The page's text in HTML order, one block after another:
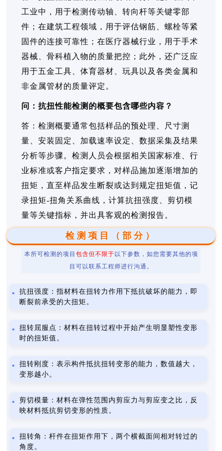
工业中，用于检测传动轴、转向杆等关键零部
件；在建筑工程领域，用于评估钢筋、螺栓等紧
固件的连接可靠性；在医疗器械行业，用于手术
器械、骨科植入物的质量把控；此外，还广泛应
用于五金工具、体育器材、玩具以及各类金属和
非金属管材的质量评定。
问：抗扭性能检测的概要包含哪些内容？
答：检测概要通常包括样品的预处理、尺寸测
量、安装固定、加载速率设定、数据采集及结果
分析等步骤。检测人员会根据相关国家标准、行
业标准或客户指定要求，对样品施加逐渐增加的
扭矩，直至样品发生断裂或达到规定扭矩值，记
录扭矩-扭角关系曲线，计算抗扭强度、剪切模
量等关键指标，并出具客观的检测报告。
检测项目（部分）
本所可检测的项目 包含但不限于 以下参数，如您需要其他的项
目可以联系工程师进行沟通。
抗扭强度：指材料在扭转力作用下抵抗破坏的能力，即
断裂前承受的大扭矩。
扭转屈服点：材料在扭转过程中开始产生明显塑性变形
时的扭矩值。
扭转刚度：表示构件抵抗扭转变形的能力，数值越大，
变形越小。
剪切模量：材料在弹性范围内剪应力与剪应变之比，反
映材料抵抗剪切变形的性质。
扭转角：杆件在扭矩作用下，两个横截面间相对转过的
角度。